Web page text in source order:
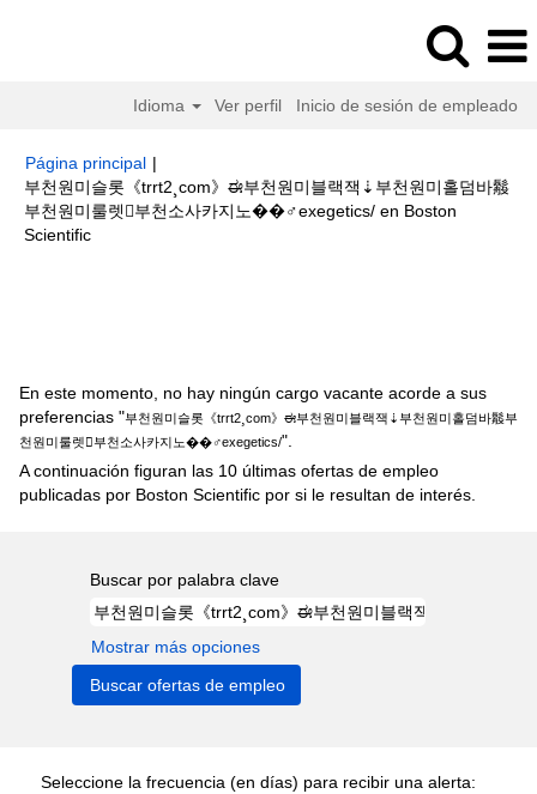
Idioma Ver perfil Inicio de sesión de empleado
Página principal |
부천원미슬롯《trrt2¸com》ಈ부천원미블랙잭⇣부천원미홀덤바䰉
부천원미룰렛부천소사카지노��‍♂️exegetics/ en Boston
Scientific(página
En este momento, no hay ningún cargo vacante acorde a sus
preferencias "부천원미슬롯《trrt2¸com》ಈ부천원미블랙잭⇣부천원미홀덤바䰉부
천원미룰렛부천소사카지노��‍♂️exegetics/".
A continuación figuran las 10 últimas ofertas de empleo
publicadas por Boston Scientific por si le resultan de interés.
Buscar por palabra clave
Mostrar más opciones
Seleccione la frecuencia (en días) para recibir una alerta: